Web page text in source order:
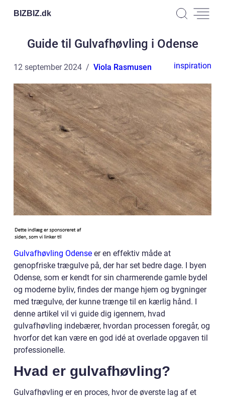
BIZBIZ.dk
Guide til Gulvafhøvling i Odense
12 september 2024 Viola Rasmusen inspiration
Gulvafhøvling Odense er en effektiv måde at
genopfriske trægulve på, der har set bedre dage. I byen
Odense, som er kendt for sin charmerende gamle bydel
og moderne byliv, findes der mange hjem og bygninger
med trægulve, der kunne trænge til en kærlig hånd. I
denne artikel vil vi guide dig igennem, hvad
gulvafhøvling indebærer, hvordan processen foregår, og
hvorfor det kan være en god idé at overlade opgaven til
professionelle.
Hvad er gulvafhøvling?
Gulvafhøvling er en proces, hvor de øverste lag af et